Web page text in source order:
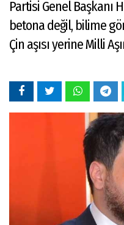
Partisi Genel Başkanı
betona değil, bilime
Çin aşısı yerine Milli